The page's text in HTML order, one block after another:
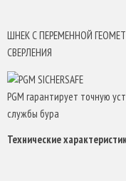
ШНЕК С ПЕРЕМЕННОЙ
СВЕРЛЕНИЯ
PGM гарантирует точную
службы бура
Технические